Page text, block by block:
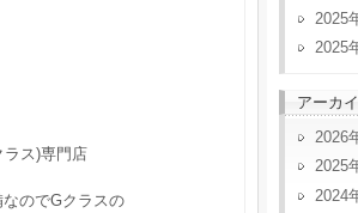
ラス)専門店
のでGクラスの
2025
2025
アーカ
2026
2025
2024